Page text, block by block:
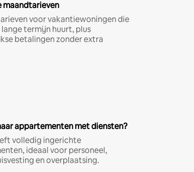
maandtarieven
voor vakantiewoningen die
lange termijn huurt, plus
betalingen zonder extra
appartementen met diensten?
volledig ingerichte
ideaal voor personeel,
en overplaatsing.